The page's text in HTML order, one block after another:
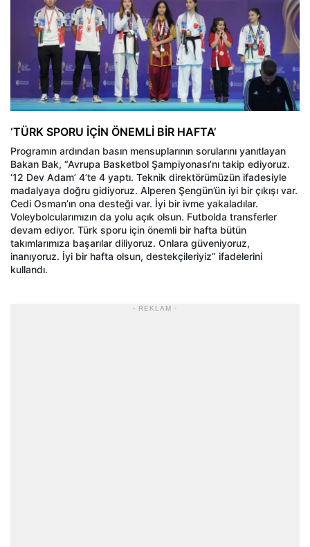
‘TÜRK SPORU İÇİN ÖNEMLİ BİR HAFTA’
Programın ardından basın mensuplarının sorularını yanıtlayan
Bakan Bak, “Avrupa Basketbol Şampiyonası’nı takip ediyoruz.
‘12 Dev Adam’ 4’te 4 yaptı. Teknik direktörümüzün ifadesiyle
madalyaya doğru gidiyoruz. Alperen Şengün’ün iyi bir çıkışı var.
Cedi Osman’ın ona desteği var. İyi bir ivme yakaladılar.
Voleybolcularımızın da yolu açık olsun. Futbolda transferler
devam ediyor. Türk sporu için önemli bir hafta bütün
takımlarımıza başarılar diliyoruz. Onlara güveniyoruz,
inanıyoruz. İyi bir hafta olsun, destekçileriyiz” ifadelerini
kullandı.
- REKLAM -